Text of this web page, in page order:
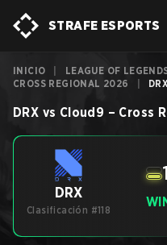
STRAFE ESPORTS
INICIO LEAGUE OF
CROSS REGIONAL 2026
DRX vs Cloud9 – Cross
DRX
Clasificación #118
1